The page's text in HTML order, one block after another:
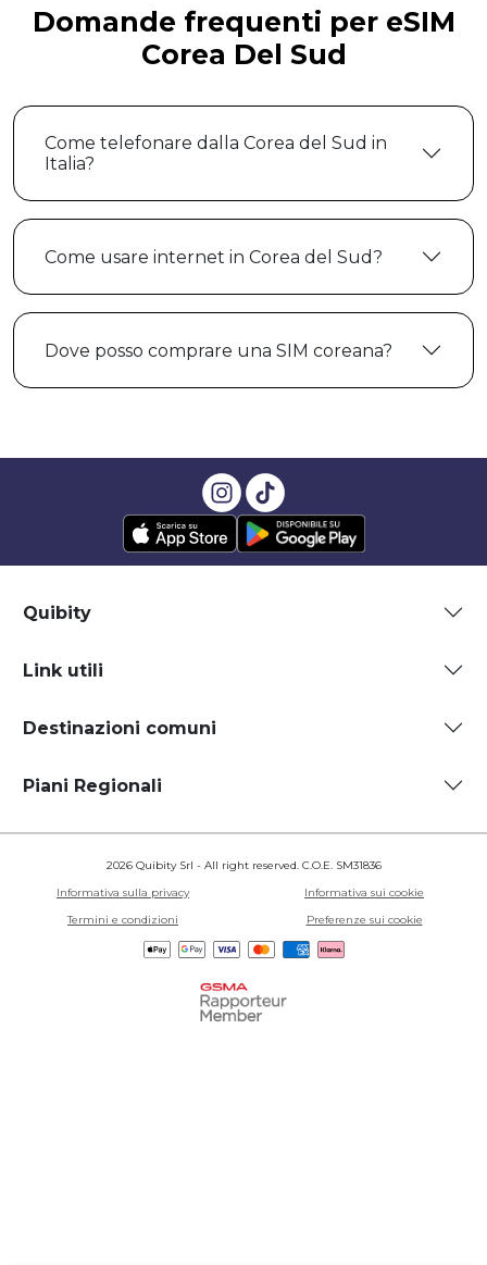
Domande frequenti per eSIM
Corea Del Sud
Come telefonare dalla Corea del Sud in
Italia?
Come usare internet in Corea del Sud?
Dove posso comprare una SIM coreana?
Quibity
Link utili
Destinazioni comuni
Piani Regionali
2026 Quibity Srl - All right reserved. C.O.E. SM31836
Informativa sulla privacy
Informativa sui cookie
Termini e condizioni
Preferenze sui cookie